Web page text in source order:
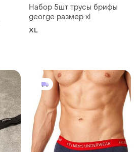
Набор 5шт трусы брифы
george размер xl
XL